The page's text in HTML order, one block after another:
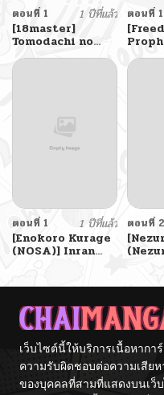
ตอนที่ 1
1 ปีที่แล้ว
[18master]
Tomodachi no
Okaa-san wa
Mukuchi
ตอนที่ 1
ตอนที่ 1
1 ปีที่แล้ว
[Enokoro Kurage
(NOSA)] Inran
Cheating Diary
of a Horny
Married Woman
บันทึกนอกใจของ
คุณนายสุดร่าน
ตอนที่ 2
Zuma
เว็บไซต์นี้ให้บริการเนื้อหาก
ความรับผิดชอบต่อความเสีย
ของบุคคลที่สามที่แสดงบนเว็